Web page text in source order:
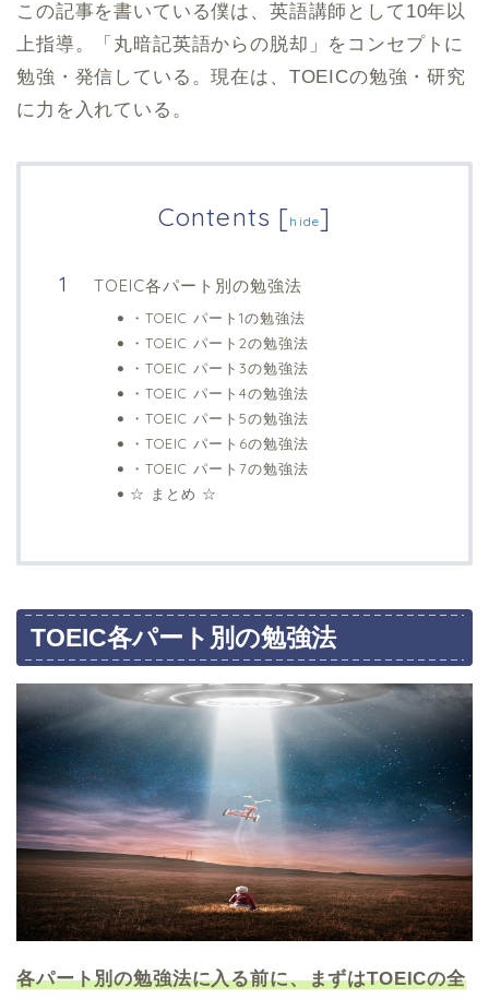
この記事を書いている僕は、英語講師として10年以
上指導。「丸暗記英語からの脱却」をコンセプトに
勉強・発信している。現在は、TOEICの勉強・研究
に力を入れている。
Contents [hide]
TOEIC各パート別の勉強法
・TOEIC パート1の勉強法
・TOEIC パート2の勉強法
・TOEIC パート3の勉強法
・TOEIC パート4の勉強法
・TOEIC パート5の勉強法
・TOEIC パート6の勉強法
・TOEIC パート7の勉強法
☆ まとめ ☆
TOEIC各パート別の勉強法
各パート別の勉強法に入る前に、まずはTOEICの全